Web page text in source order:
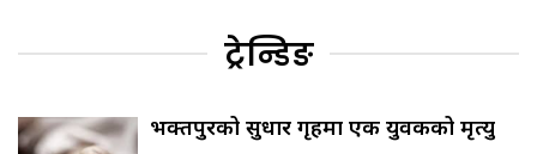
ट्रेन्डिङ
भक्तपुरको सुधार गृहमा एक युवकको मृत्यु